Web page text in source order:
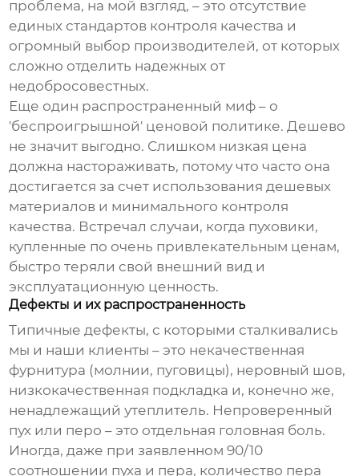
проблема, на мой взгляд, – это отсутствие
единых стандартов контроля качества и
огромный выбор производителей, от которых
сложно отделить надежных от
недобросовестных.
Еще один распространенный миф – о
'беспроигрышной' ценовой политике. Дешево
не значит выгодно. Слишком низкая цена
должна настораживать, потому что часто она
достигается за счет использования дешевых
материалов и минимального контроля
качества. Встречал случаи, когда пуховики,
купленные по очень привлекательным ценам,
быстро теряли свой внешний вид и
эксплуатационную ценность.
Дефекты и их распространенность
Типичные дефекты, с которыми сталкивались
мы и наши клиенты – это некачественная
фурнитура (молнии, пуговицы), неровный шов,
низкокачественная подкладка и, конечно же,
ненадлежащий утеплитель. Непроверенный
пух или перо – это отдельная головная боль.
Иногда, даже при заявленном 90/10
соотношении пуха и пера, количество пера